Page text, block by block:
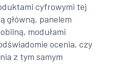
cyfrowymi tej
główną, panelem
modułami
ocenia, czy
z tym samym